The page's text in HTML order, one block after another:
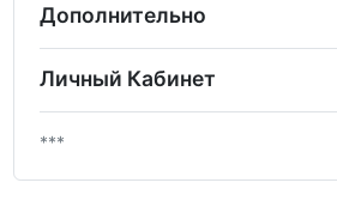
Дополнительно
Личный Кабинет
***